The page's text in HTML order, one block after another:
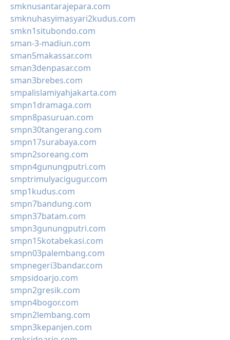
smknusantarajepara.com
smknuhasyimasyari2kudus.com
smkn1situbondo.com
sman-3-madiun.com
sman5makassar.com
sman3denpasar.com
sman3brebes.com
smpalislamiyahjakarta.com
smpn1dramaga.com
smpn8pasuruan.com
smpn30tangerang.com
smpn17surabaya.com
smpn2soreang.com
smpn4gunungputri.com
smptrimulyacigugur.com
smp1kudus.com
smpn7bandung.com
smpn37batam.com
smpn3gunungputri.com
smpn15kotabekasi.com
smpn03palembang.com
smpnegeri3bandar.com
smpsidoarjo.com
smpn2gresik.com
smpn4bogor.com
smpn2lembang.com
smpn3kepanjen.com